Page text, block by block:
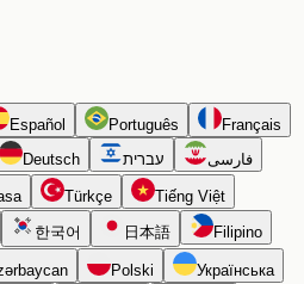
Español Português
Français
Deutsch עברית فارسی
Türkçe
Tiếng Việt
한국어 日本語 Filipino
Polski
Українська